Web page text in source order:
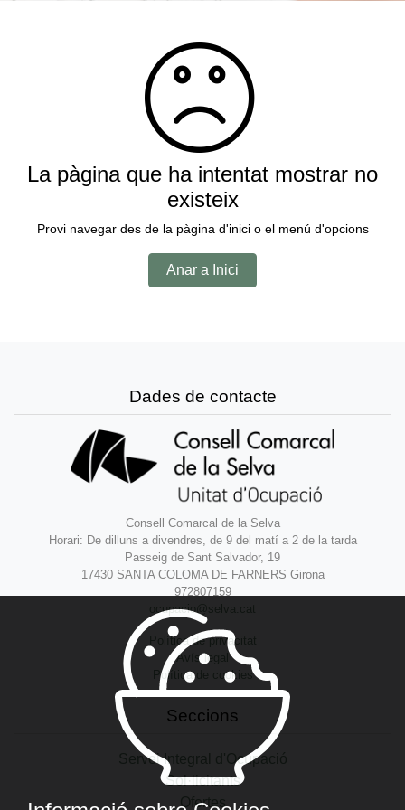
La pàgina que ha intentat mostrar no
existeix
Provi navegar des de la pàgina d'inici o el menú d'opcions
Anar a Inici
Dades de contacte
Consell Comarcal de la Selva
Horari: De dilluns a divendres, de 9 del matí a 2 de la tarda
Passeig de Sant Salvador, 19
17430 SANTA COLOMA DE FARNERS Girona
972807159
ocupacio@selva.cat
Política de privacitat
Avís legal
Política de cookies
Seccions
Servei Integral d'Ocupació
Sol·licitants
Ofertes